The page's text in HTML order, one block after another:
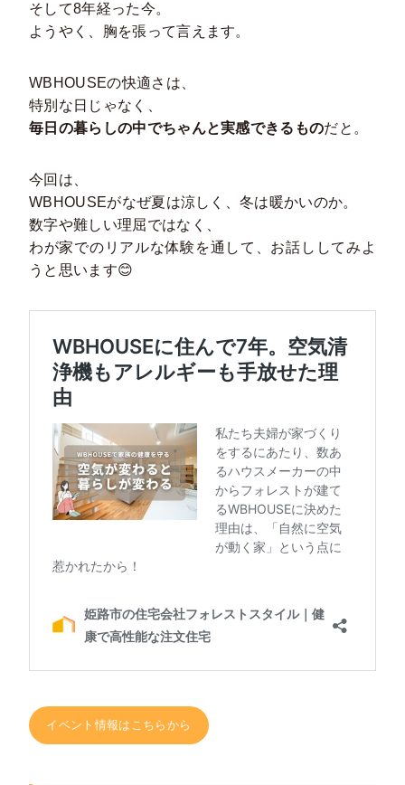
そして8年経った今。
ようやく、胸を張って言えます。
WBHOUSEの快適さは、
特別な日じゃなく、
毎日の暮らしの中でちゃんと実感できるものだと。
今回は、
WBHOUSEがなぜ夏は涼しく、冬は暖かいのか。
数字や難しい理屈ではなく、
わが家でのリアルな体験を通して、お話ししてみよ
うと思います😊
イベント情報はこちらから